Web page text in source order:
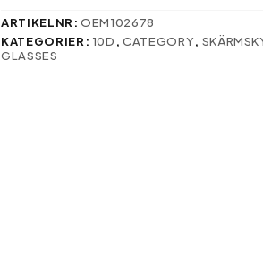
mängd
ARTIKELNR:OEM102678
KATEGORIER: 10D ,CATEGORY,
GLASSES